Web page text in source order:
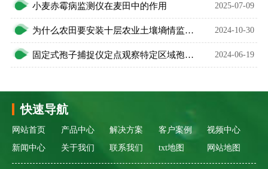
小麦赤霉病监测仪在麦田中的作用 2025-07-09
为什么农田要安装十层农业土壤墒情监测设备？ 2024-10-30
固定式孢子捕捉仪定点观察特定区域孢子种类及数量 2024-06-19
快速导航
网站首页 产品中心 解决方案 客户案例
视频中心
新闻中心
关于我们 联系我们 txt地图 网站地图